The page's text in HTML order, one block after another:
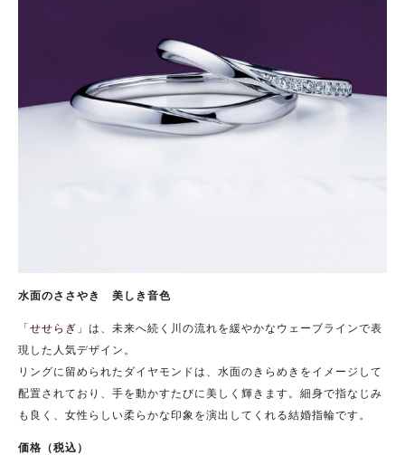
水面のささやき 美しき音色
「せせらぎ 」は、未来へ続く川の流れを緩やかなウェーブラインで表
現した人気デザイン。
リングに留められたダイヤモンドは、水面のきらめきをイメージして
配置されており、手を動かすたびに美しく輝きます。細身で指なじみ
も良く、女性らしい柔らかな印象を演出してくれる結婚指輪です。
価格（税込）